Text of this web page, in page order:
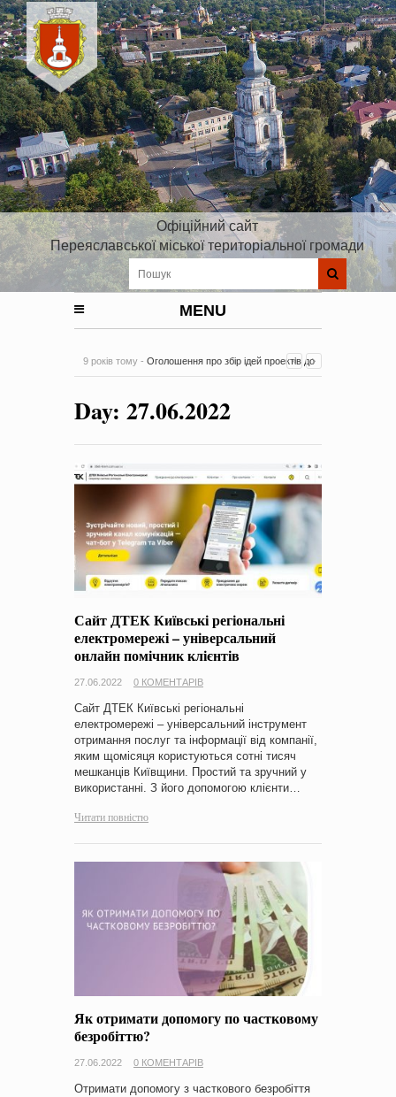
Офіційний сайт
Переяславської міської територіальної громади
MENU
9 років тому - Оголошення про збір ідей проектів до
на період 2018 – 2020 роки Оголошення про збір ідей
проектів
-0 Коментарів
Day: 27.06.2022
Сайт ДТЕК Київські регіональні
електромережі – універсальний
онлайн помічник клієнтів
27.06.2022 0 КОМЕНТАРІВ
Сайт ДТЕК Київські регіональні
електромережі – універсальний інструмент
отримання послуг та інформації від компанії,
яким щомісяця користуються сотні тисяч
мешканців Київщини. Простий та зручний у
використанні. З його допомогою клієнти…
Читати повністю
Як отримати допомогу по частковому
безробіттю?
27.06.2022 0 КОМЕНТАРІВ
Отримати допомогу з часткового безробіття